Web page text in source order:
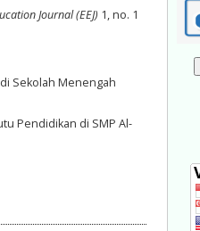
Journal (EEJ) 1, no. 1
Sekolah Menengah
Pendidikan di SMP Al-